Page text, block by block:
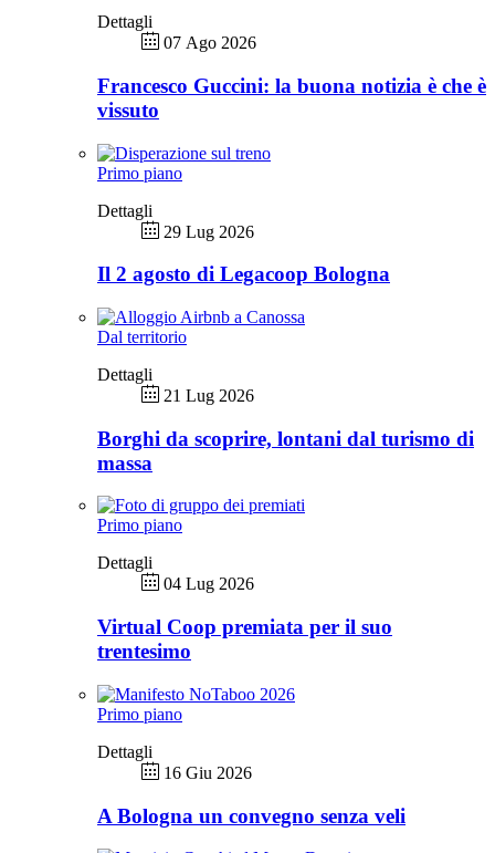
Dettagli
07 Ago 2026
Francesco Guccini: la buona notizia è che è
vissuto
Primo piano
Dettagli
29 Lug 2026
Il 2 agosto di Legacoop Bologna
Dal territorio
Dettagli
21 Lug 2026
Borghi da scoprire, lontani dal turismo di
massa
Primo piano
Dettagli
04 Lug 2026
Virtual Coop premiata per il suo
trentesimo
Primo piano
Dettagli
16 Giu 2026
A Bologna un convegno senza veli